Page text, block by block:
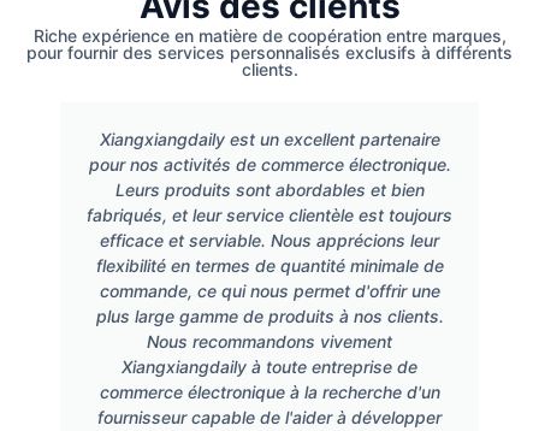
Riche expérience en matière de coopération entre marques,
pour fournir des services personnalisés exclusifs à différents
clients.
Xiangxiangdaily est un excellent partenaire
pour nos activités de commerce électronique.
Leurs produits sont abordables et bien
fabriqués, et leur service clientèle est toujours
efficace et serviable. Nous apprécions leur
flexibilité en termes de quantité minimale de
commande, ce qui nous permet d'offrir une
plus large gamme de produits à nos clients.
Nous recommandons vivement
Xiangxiangdaily à toute entreprise de
commerce électronique à la recherche d'un
fournisseur capable de l'aider à développer